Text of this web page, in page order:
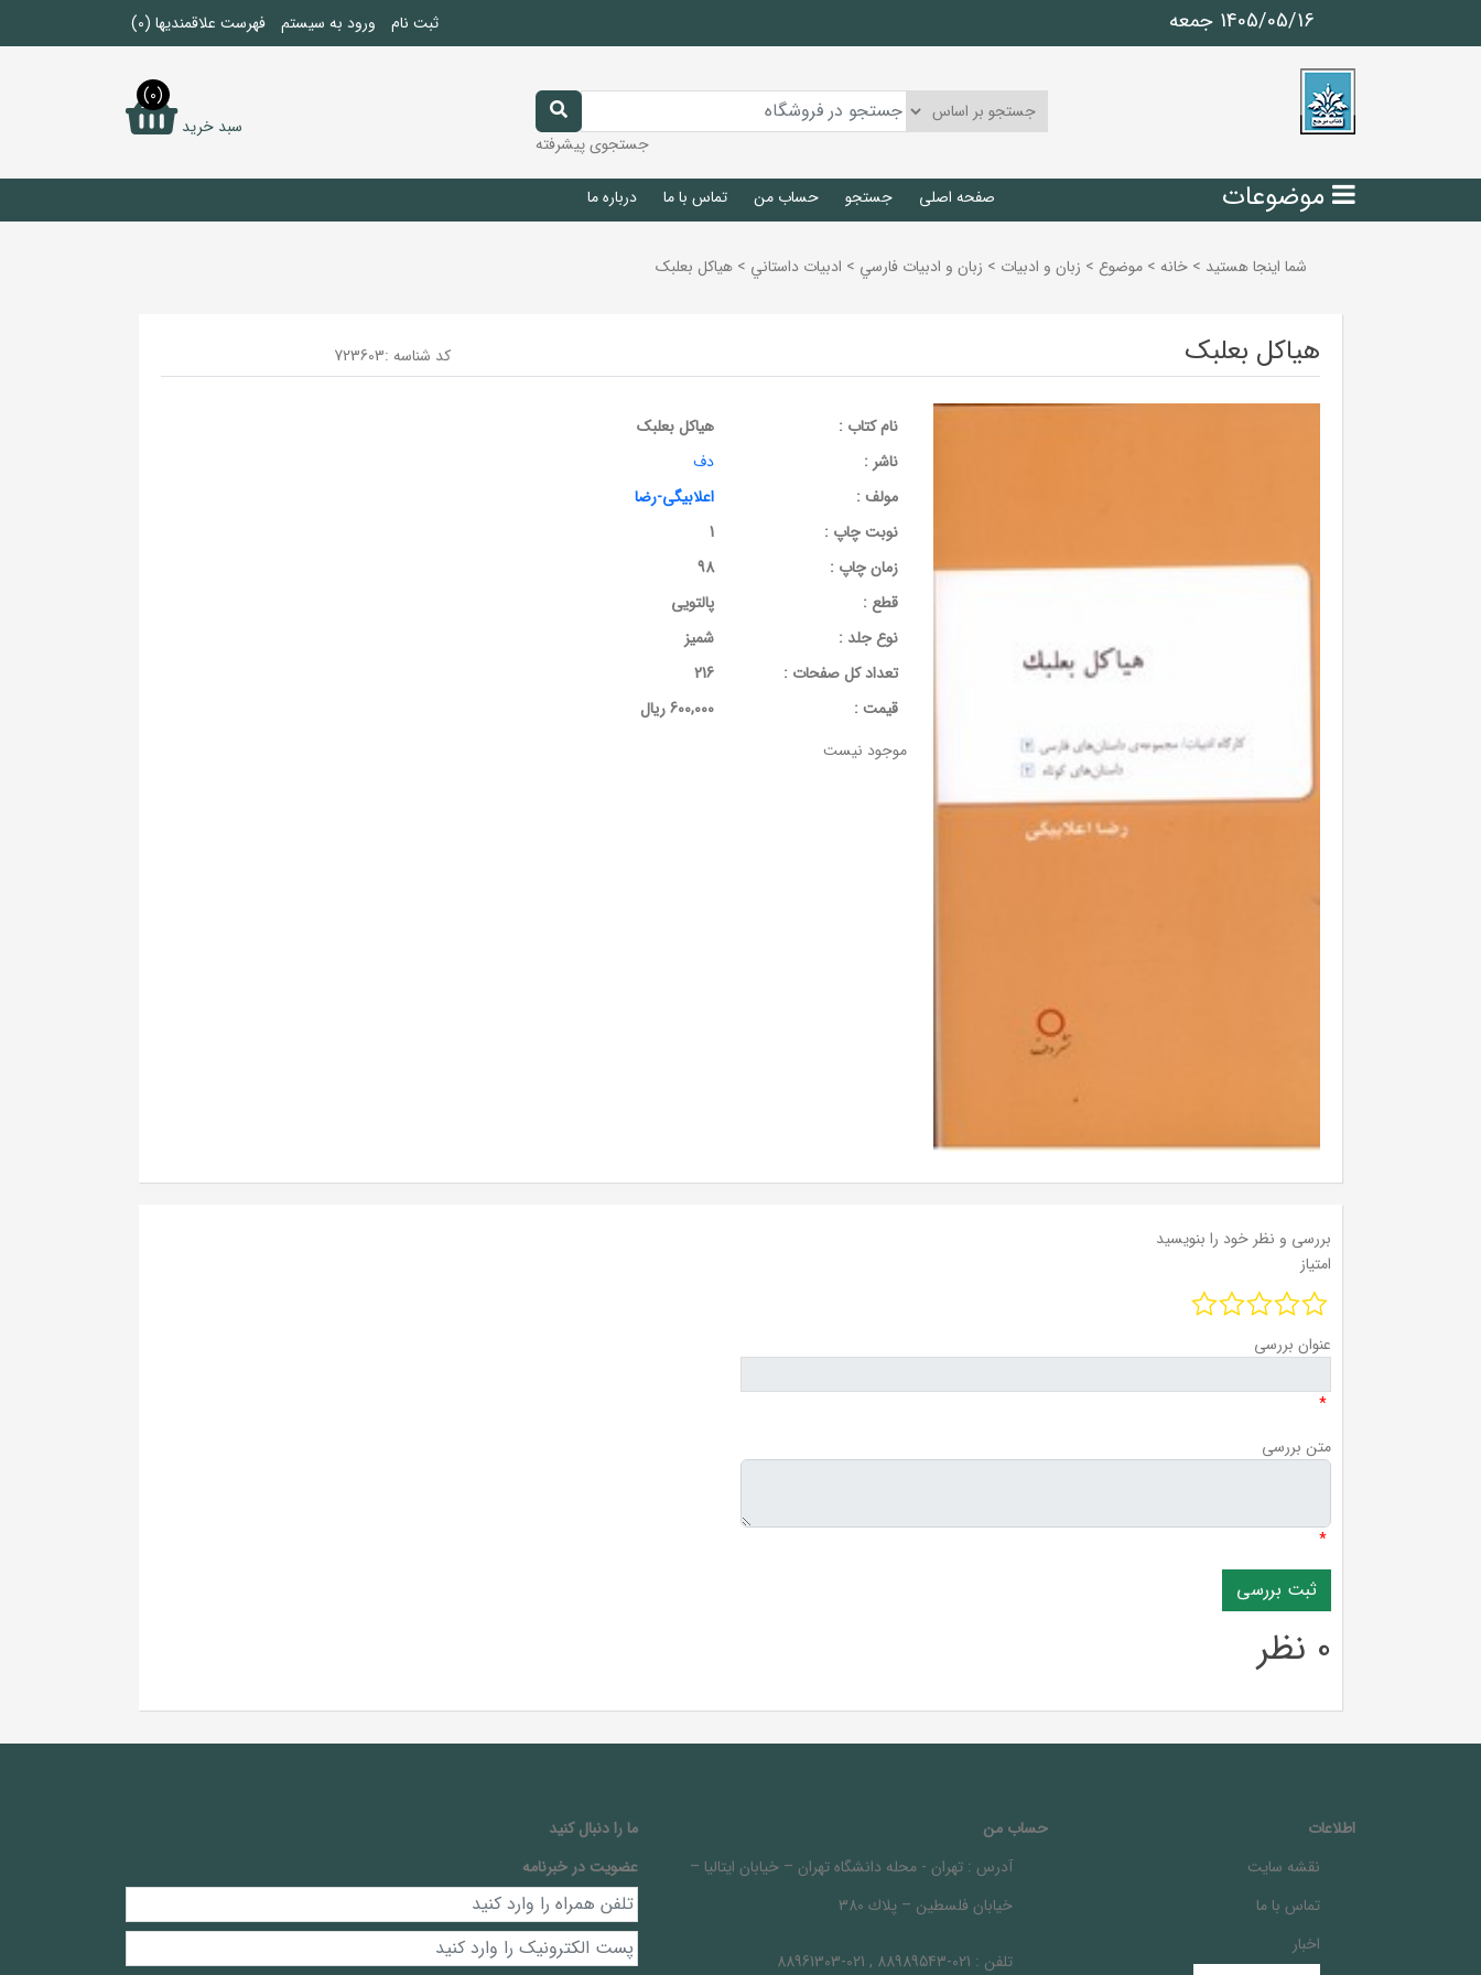
1405/05/16 جمعه ثبت نام ورود به سیستم فهرست علاقمندیها (0)
جستجوی پیشرفته
سبد خرید
(0)
موضوعات صفحه اصلی جستجو حساب من تماس با ما درباره ما
شما اینجا هستید > خانه > موضوع > زبان و ادبيات > زبان و ادبيات فارسي > ادبيات داستاني > هیاکل بعلبک
هیاکل بعلبک کد شناسه :723603
نام کتاب :
هیاکل بعلبک
ناشر :
دف
مولف :
اعلابیگی-رضا
نوبت چاپ :
1
زمان چاپ :
98
قطع :
پالتویی
نوع جلد :
شمیز
تعداد کل صفحات :
216
قيمت :
600,000 ریال
موجود نیست
بررسی و نظر خود را بنویسید
امتیاز
عنوان بررسی
*
متن بررسی
*
0 نظر
اطلاعات
نقشه سایت
تماس با ما
اخبار
حساب من
آدرس : تهران - محله دانشگاه تهران – خيابان ايتاليا –
خيابان فلسطين – پلاك 380
تلفن : 021-88989543 , 021-88961303
ما را دنبال کنيد
عضویت در خبرنامه